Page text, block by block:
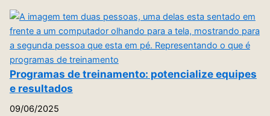
Programas de treinamento: potencialize equipes
e resultados
09/06/2025